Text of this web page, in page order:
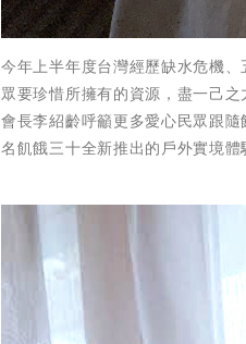
今年上半年度台灣經歷缺水危機
眾要珍惜所擁有的資源，盡一己
會長李紹齡呼籲更多愛心民眾跟
名飢餓三十全新推出的戶外實境